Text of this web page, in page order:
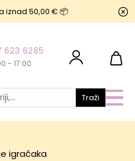
iznad 50,00 € 📦
Traži
623 6285
- 17:00
igračaka